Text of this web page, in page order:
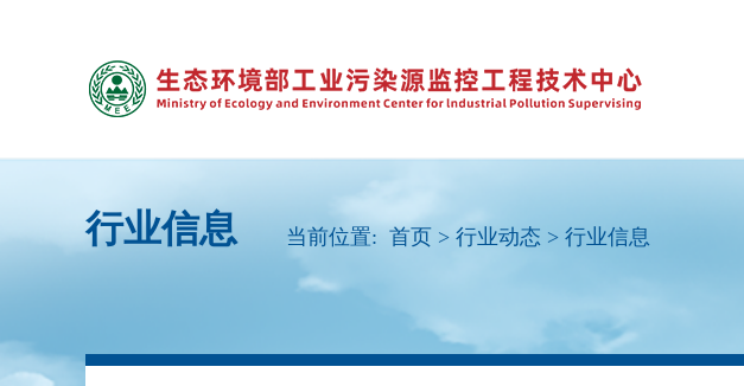
行业信息 当前位置: 首页 > 行业动态 > 行业信息